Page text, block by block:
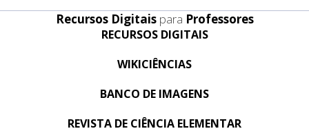
Recursos Digitais para Professores
RECURSOS DIGITAIS
WIKICIÊNCIAS
BANCO DE IMAGENS
REVISTA DE CIÊNCIA ELEMENTAR